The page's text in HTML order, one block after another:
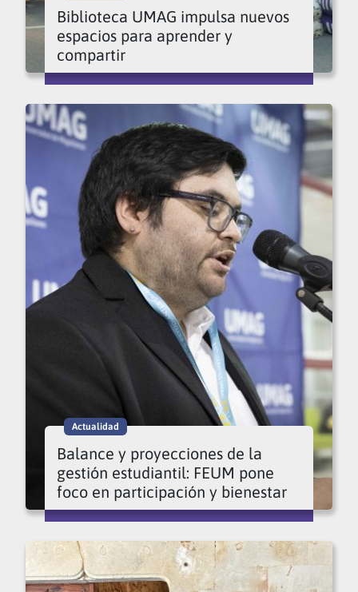
Biblioteca UMAG impulsa nuevos
espacios para aprender y
compartir
Actualidad
Balance y proyecciones de la
gestión estudiantil: FEUM pone
foco en participación y bienestar